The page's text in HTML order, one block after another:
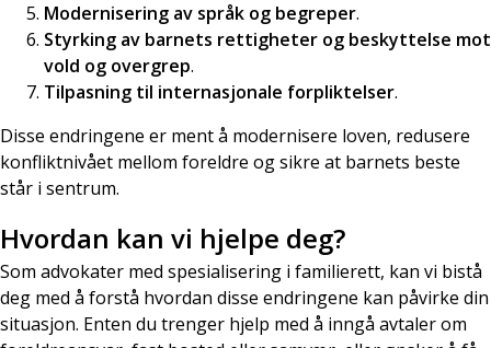
Modernisering av språk og begreper.
Styrking av barnets rettigheter og beskyttelse mot
vold og overgrep.
Tilpasning til internasjonale forpliktelser.
Disse endringene er ment å modernisere loven, redusere
konfliktnivået mellom foreldre og sikre at barnets beste
står i sentrum.
Hvordan kan vi hjelpe deg?
Som advokater med spesialisering i familierett, kan vi bistå
deg med å forstå hvordan disse endringene kan påvirke din
situasjon. Enten du trenger hjelp med å inngå avtaler om